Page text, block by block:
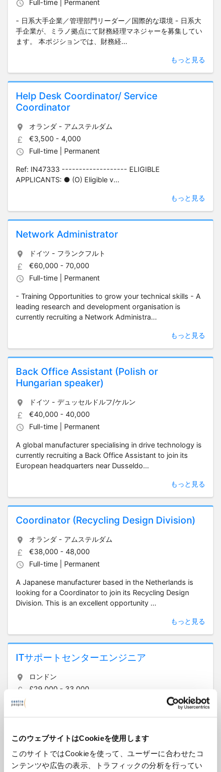
このウェブサイトはCookieを使用します
このサイトではCookieを使って、ユーザーに合わせたコ
ンテンツや広告の表示、トラフィックの分析を行ってい
Full-time | Permanent
- 日系大手企業／管理部門リーダー／国際的な環境 - 日系大
手企業が、ミラノ拠点にて財務経理マネジャーを募集してい
ます。 本ポジションでは、財務経...
もっと見る
Help Desk Coordinator/ Service
Coordinator
オランダ - アムステルダム
€3,500 - 4,000
Full-time | Permanent
Ref: IN47333 ------------------- ELIGIBLE
APPLICANTS: ● (O) Eligible v...
もっと見る
Network Administrator
ドイツ - フランクフルト
€60,000 - 70,000
Full-time | Permanent
- Training Opportunities to grow your technical skills - A
leading research and development organisation is
currently recruiting a Network Administra...
もっと見る
Back Office Assistant (Polish or
Hungarian speaker)
ドイツ - デュッセルドルフ/ケルン
€40,000 - 40,000
Full-time | Permanent
A global manufacturer specialising in drive technology is
currently recruiting a Back Office Assistant to join its
European headquarters near Dusseldo...
もっと見る
Coordinator (Recycling Design Division)
オランダ - アムステルダム
€38,000 - 48,000
Full-time | Permanent
A Japanese manufacturer based in the Netherlands is
looking for a Coordinator to join its Recycling Design
Division. This is an excellent opportunity ...
もっと見る
ITサポートセンターエンジニア
ロンドン
£29,000 - 33,000
ナービザ、YMS、卒業ビザ...
もっと見る